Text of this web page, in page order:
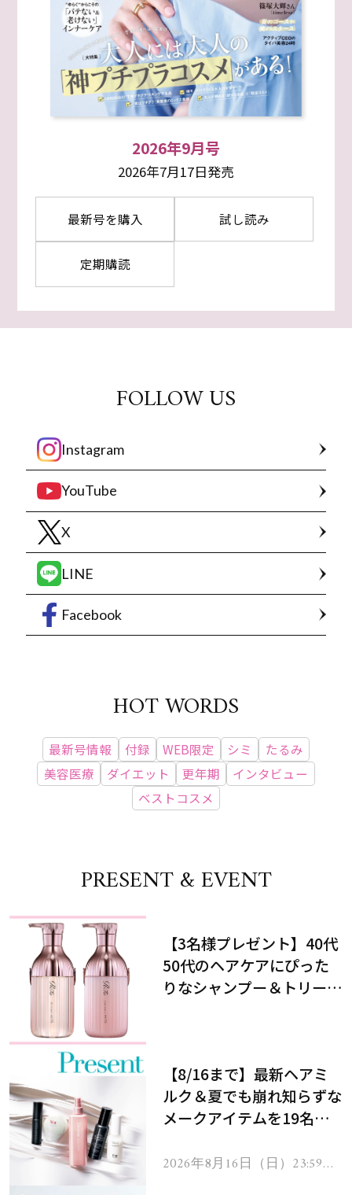
2026年9月号
2026年7月17日発売
最新号を購入 試し読み
定期購読
FOLLOW US
Instagram
YouTube
X
LINE
Facebook
HOT WORDS
最新号情報 付録 WEB限定 シミ
たるみ
美容医療
ダイエット 更年期
インタビュー
ベストコスメ
PRESENT & EVENT
【3名様プレゼント】40代
50代のヘアケアにぴった
りなシャンプー＆トリート
【8/16まで】最新ヘアミ
ルク＆夏でも崩れ知らずな
メークアイテムを19名様
2026年8月16日（日）23:59ま